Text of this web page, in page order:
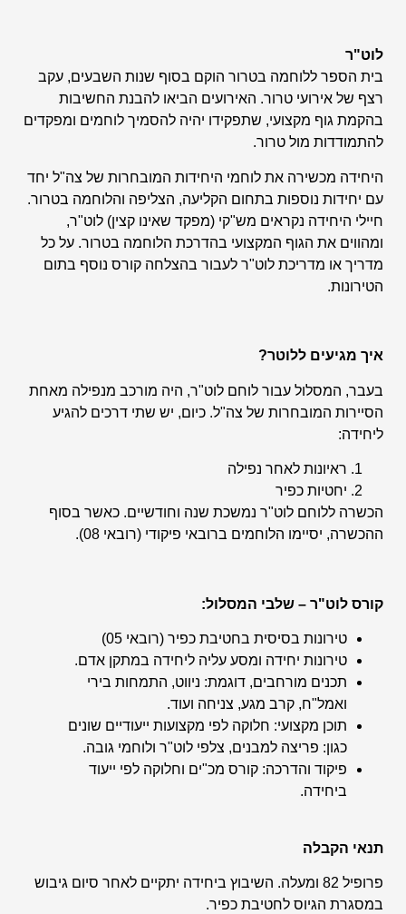
לוט"ר
בית הספר ללוחמה בטרור הוקם בסוף שנות השבעים, עקב
רצף של אירועי טרור. האירועים הביאו להבנת החשיבות
בהקמת גוף מקצועי, שתפקידו יהיה להסמיך לוחמים ומפקדים
להתמודדות מול טרור.
היחידה מכשירה את לוחמי היחידות המובחרות של צה"ל יחד
עם יחידות נוספות בתחום הקליעה, הצליפה והלוחמה בטרור.
חיילי היחידה נקראים מש"קי (מפקד שאינו קצין) לוט"ר,
ומהווים את הגוף המקצועי בהדרכת הלוחמה בטרור. על כל
מדריך או מדריכת לוט"ר לעבור בהצלחה קורס נוסף בתום
הטירונות.
איך מגיעים ללוטר?
בעבר, המסלול עבור לוחם לוט"ר, היה מורכב מנפילה מאחת
הסיירות המובחרות של צה"ל. כיום, יש שתי דרכים להגיע
ליחידה:
ראיונות לאחר נפילה
יחטיות כפיר
הכשרה ללוחם לוט"ר נמשכת שנה וחודשיים. כאשר בסוף
ההכשרה, יסיימו הלוחמים ברובאי פיקודי (רובאי 08).
קורס לוט"ר – שלבי המסלול:
טירונות בסיסית בחטיבת כפיר (רובאי 05)
טירונות יחידה ומסע עליה ליחידה במתקן אדם.
תכנים מורחבים, דוגמת: ניווט, התמחות בירי
ואמל"ח, קרב מגע, צניחה ועוד.
תוכן מקצועי: חלוקה לפי מקצועות ייעודיים שונים
כגון: פריצה למבנים, צלפי לוט"ר ולוחמי גובה.
פיקוד והדרכה: קורס מכ"ים וחלוקה לפי ייעוד
ביחידה.
תנאי הקבלה
פרופיל 82 ומעלה. השיבוץ ביחידה יתקיים לאחר סיום גיבוש
במסגרת הגיוס לחטיבת כפיר.